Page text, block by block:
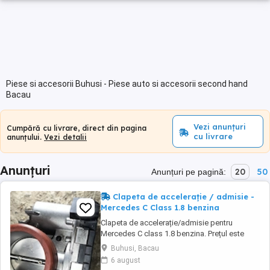
Piese si accesorii Buhusi - Piese auto si accesorii second hand
Bacau
Cumpără cu livrare, direct din pagina
anunțului. Vezi detalii
Vezi anunțuri
cu livrare
Anunțuri Anunțuri pe pagină: 20 50
Clapeta de accelerație / admisie -
Mercedes C Class 1.8 benzina
Clapeta de accelerație/admisie pentru
Mercedes C class 1.8 benzina. Prețul este
negociabil. Rog seriozitate Dețin 2 clapete de
accelerație ! Se pot da și separat
Buhusi, Bacau
6 august